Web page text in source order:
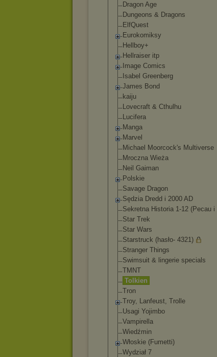
Dragon Age
Dungeons & Dragons
ElfQuest
Eurokomiksy
Hellboy+
Hellraiser itp
Image Comics
Isabel Greenberg
James Bond
kaiju
Lovecraft & Cthulhu
Lucifera
Manga
Marvel
Michael Moorcock's Multiverse
Mroczna Wieża
Neil Gaiman
Polskie
Savage Dragon
Sędzia Dredd i 2000 AD
Sekretna Historia 1-12 (Pecau i
Star Trek
Star Wars
Starstruck (hasło- 4321)
Stranger Things
Swimsuit & lingerie specials
TMNT
Tolkien
Tron
Troy, Lanfeust, Trolle
Usagi Yojimbo
Vampirella
Wiedźmin
Włoskie (Fumetti)
Wydział 7